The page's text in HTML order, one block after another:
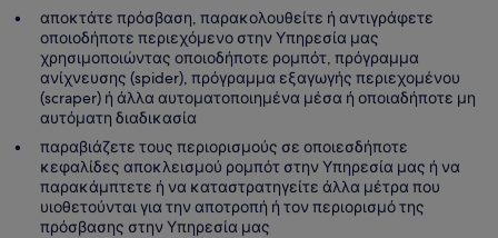
αποκτάτε πρόσβαση, παρακολουθείτε ή αντιγράφετε
οποιοδήποτε περιεχόμενο στην Υπηρεσία μας
χρησιμοποιώντας οποιοδήποτε ρομπότ, πρόγραμμα
ανίχνευσης (spider), πρόγραμμα εξαγωγής περιεχομένου
(scraper) ή άλλα αυτοματοποιημένα μέσα ή οποιαδήποτε μη
αυτόματη διαδικασία
παραβιάζετε τους περιορισμούς σε οποιεσδήποτε
κεφαλίδες αποκλεισμού ρομπότ στην Υπηρεσία μας ή να
παρακάμπτετε ή να καταστρατηγείτε άλλα μέτρα που
υιοθετούνται για την αποτροπή ή τον περιορισμό της
πρόσβασης στην Υπηρεσία μας